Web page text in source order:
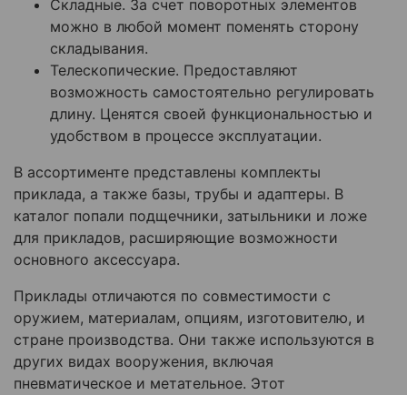
Складные. За счет поворотных элементов
можно в любой момент поменять сторону
складывания.
Телескопические. Предоставляют
возможность самостоятельно регулировать
длину. Ценятся своей функциональностью и
удобством в процессе эксплуатации.
В ассортименте представлены комплекты
приклада, а также базы, трубы и адаптеры. В
каталог попали подщечники, затыльники и ложе
для прикладов, расширяющие возможности
основного аксессуара.
Приклады отличаются по совместимости с
оружием, материалам, опциям, изготовителю, и
стране производства. Они также используются в
других видах вооружения, включая
пневматическое и метательное. Этот